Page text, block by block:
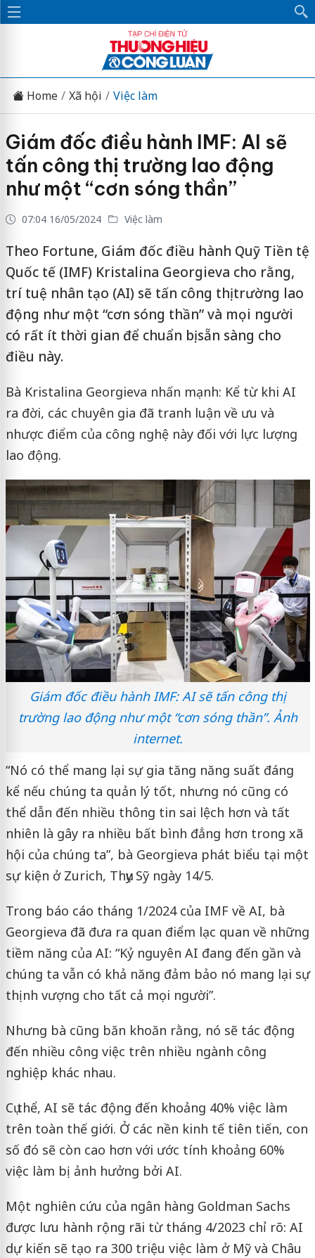
Home Xã hội Việc làm
Giám đốc điều hành IMF: AI sẽ
tấn công thị trường lao động
như một “cơn sóng thần”
07:04 16/05/2024 Việc làm
Theo Fortune, Giám đốc điều hành Quỹ Tiền tệ
Quốc tế (IMF) Kristalina Georgieva cho rằng,
trí tuệ nhân tạo (AI) sẽ tấn công thị trường lao
động như một “cơn sóng thần” và mọi người
có rất ít thời gian để chuẩn bị sẵn sàng cho
điều này.
Bà Kristalina Georgieva nhấn mạnh: Kể từ khi AI
ra đời, các chuyên gia đã tranh luận về ưu và
nhược điểm của công nghệ này đối với lực lượng
lao động.
Giám đốc điều hành IMF: AI sẽ tấn công thị
trường lao động như một “cơn sóng thần”. Ảnh
internet.
“Nó có thể mang lại sự gia tăng năng suất đáng
kể nếu chúng ta quản lý tốt, nhưng nó cũng có
thể dẫn đến nhiều thông tin sai lệch hơn và tất
nhiên là gây ra nhiều bất bình đẳng hơn trong xã
hội của chúng ta”, bà Georgieva phát biểu tại một
sự kiện ở Zurich, Thụy Sỹ ngày 14/5.
Trong báo cáo tháng 1/2024 của IMF về AI, bà
Georgieva đã đưa ra quan điểm lạc quan về những
tiềm năng của AI: “Kỷ nguyên AI đang đến gần và
chúng ta vẫn có khả năng đảm bảo nó mang lại sự
thịnh vượng cho tất cả mọi người”.
Nhưng bà cũng băn khoăn rằng, nó sẽ tác động
đến nhiều công việc trên nhiều ngành công
nghiệp khác nhau.
Cụ thể, AI sẽ tác động đến khoảng 40% việc làm
trên toàn thế giới. Ở các nền kinh tế tiên tiến, con
số đó sẽ còn cao hơn với ước tính khoảng 60%
việc làm bị ảnh hưởng bởi AI.
Một nghiên cứu của ngân hàng Goldman Sachs
được lưu hành rộng rãi từ tháng 4/2023 chỉ rõ: AI
dự kiến ​​sẽ tạo ra 300 triệu việc làm ở Mỹ và Châu